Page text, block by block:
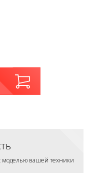
моделью вашей техники